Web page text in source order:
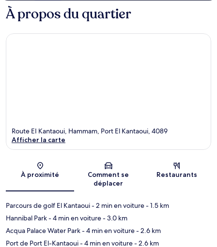
À propos du quartier
Carte
Route EI Kantaoui, Hammam, Port El Kantaoui, 4089
Afficher la carte
À proximité
Comment se
déplacer
Restaurants
Parcours de golf El Kantaoui- 2 min en voiture- 1.5 km
Hannibal Park- 4 min en voiture- 3.0 km
Acqua Palace Water Park- 4 min en voiture- 2.6 km
Port de Port El-Kantaoui- 4 min en voiture- 2.6 km